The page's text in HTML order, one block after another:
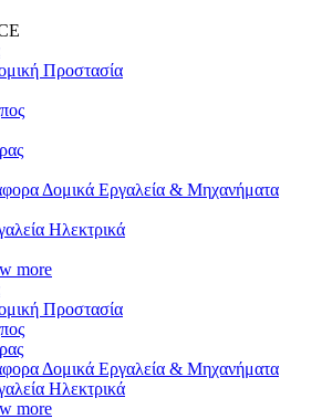
Προστασία
Δομικά Εργαλεία & Μηχανήματα
Ηλεκτρικά
more
Προστασία
Δομικά Εργαλεία & Μηχανήματα
Ηλεκτρικά
more